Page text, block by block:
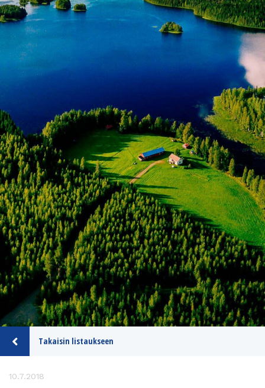
Takaisin listaukseen
10.7.2018